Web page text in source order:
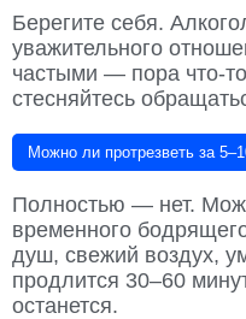
Берегите себя.
уважительного
частыми — пора что-
стесняйтесь
Можно ли протрезветь за
Полностью — нет.
временного
душ, свежий воздух,
продлится 30–60
останется.